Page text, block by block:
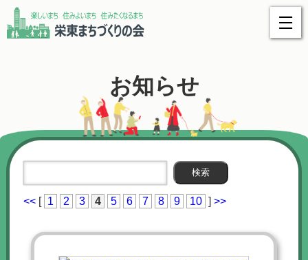
お知らせ
<< [ 1 2 3 4 5 6 7 8 9 10 ] >>